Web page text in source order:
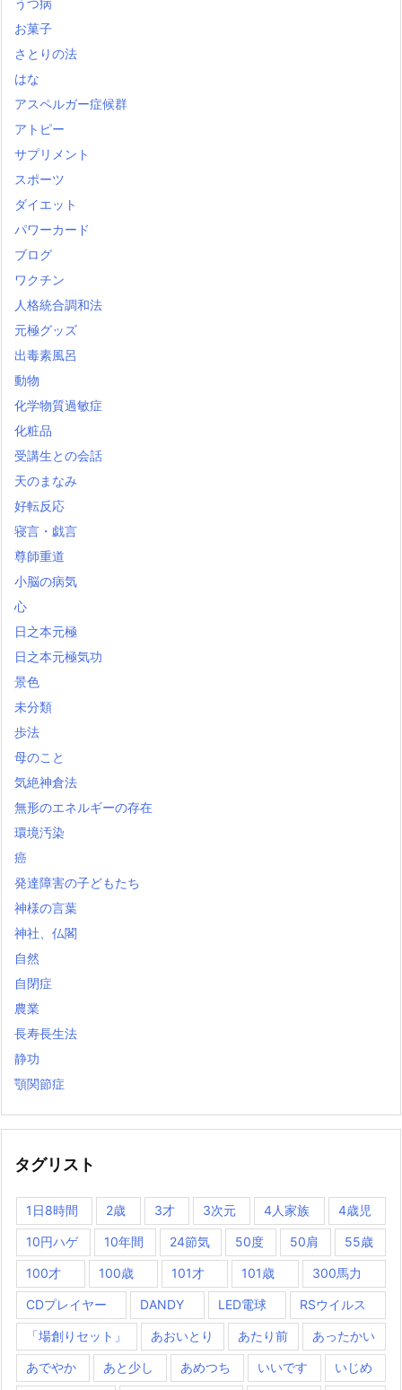
うつ病
お菓子
さとりの法
はな
アスペルガー症候群
アトピー
サプリメント
スポーツ
ダイエット
パワーカード
ブログ
ワクチン
人格統合調和法
元極グッズ
出毒素風呂
動物
化学物質過敏症
化粧品
受講生との会話
天のまなみ
好転反応
寝言・戯言
尊師重道
小脳の病気
心
日之本元極
日之本元極気功
景色
未分類
歩法
母のこと
気絶神倉法
無形のエネルギーの存在
環境汚染
癌
発達障害の子どもたち
神様の言葉
神社、仏閣
自然
自閉症
農業
長寿長生法
静功
顎関節症
タグリスト
1日8時間 2歳 3才 3次元 4人家族 4歳児
10円ハゲ 10年間 24節気 50度 50肩 55歳
100才 100歳 101才 101歳 300馬力
CDプレイヤー DANDY LED電球 RSウイルス
「場創りセット」 あおいとり あたり前 あったかい
あでやか あと少し あめつち いいです いじめ